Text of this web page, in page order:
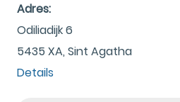
Adres:
Odiliadijk 6
5435 XA, Sint Agatha
Details